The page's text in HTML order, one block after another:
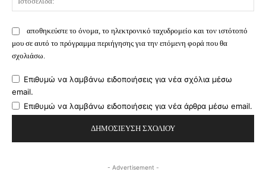
αποθηκεύστε το όνομα, το ηλεκτρονικό ταχυδρομείο και τον ιστότοπό
μου σε αυτό το πρόγραμμα περιήγησης για την επόμενη φορά που θα
σχολιάσω.
Επιθυμώ να λαμβάνω ειδοποιήσεις για νέα σχόλια μέσω
email.
Επιθυμώ να λαμβάνω ειδοποιήσεις για νέα άρθρα μέσω email.
- Advertisement -